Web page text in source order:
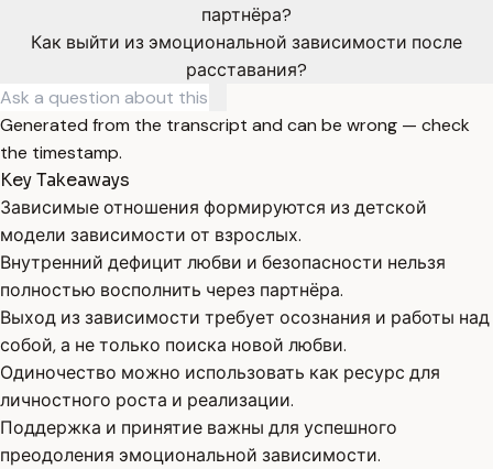
партнёра?
Как выйти из эмоциональной зависимости после
расставания?
Generated from the transcript and can be wrong — check
the timestamp.
Key Takeaways
Зависимые отношения формируются из детской
модели зависимости от взрослых.
Внутренний дефицит любви и безопасности нельзя
полностью восполнить через партнёра.
Выход из зависимости требует осознания и работы над
собой, а не только поиска новой любви.
Одиночество можно использовать как ресурс для
личностного роста и реализации.
Поддержка и принятие важны для успешного
преодоления эмоциональной зависимости.